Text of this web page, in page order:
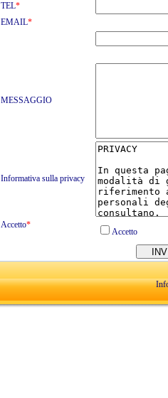
TEL*
EMAIL*
MESSAGGIO
Informativa sulla privacy
Accetto*
Accetto